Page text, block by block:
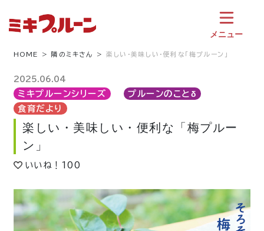
メニュー
HOME 隣のミキさん 楽しい・美味しい・便利な「梅プルーン」
2025.06.04
ミキプルーンシリーズ
プルーンのことδ
食育だより
楽しい・美味しい・便利な「梅プルー
ン」
いいね！ 100